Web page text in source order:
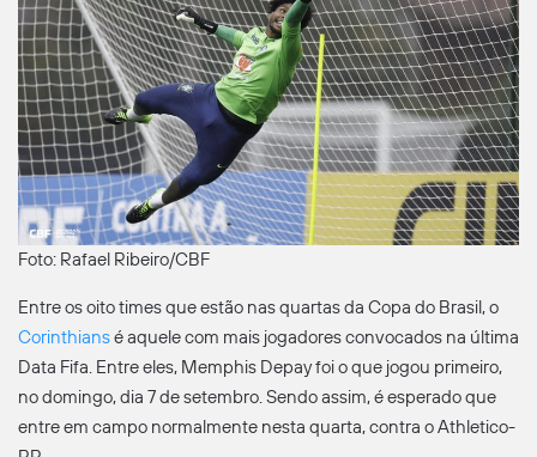
Foto: Rafael Ribeiro/CBF
Entre os oito times que estão nas quartas da Copa do Brasil, o
Corinthiansé aquele com mais jogadores convocados na última
Data Fifa. Entre eles, Memphis Depay foi o que jogou primeiro,
no domingo, dia 7 de setembro. Sendo assim, é esperado que
entre em campo normalmente nesta quarta, contra o Athletico-